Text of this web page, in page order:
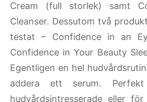
Cream (full storlek) samt
Cleanser. Dessutom två
testat – Confidence in an
Confidence in Your Beauty
Egentligen en hel
addera ett serum.
hudvårdsintresserade eller